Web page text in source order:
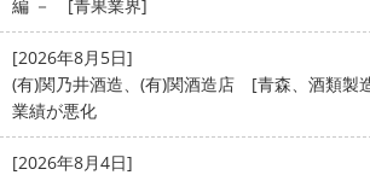
編 － [青果業界]
[2026年8月5日]
(有)関乃井酒造、(有)関酒造店 [青森、酒類製
業績が悪化
[2026年8月4日]